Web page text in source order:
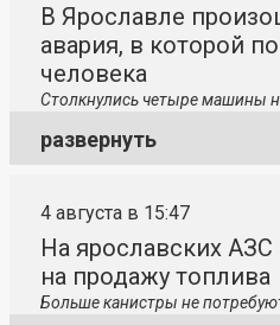
В Ярославле
авария, в которой
человека
Столкнулись четыре машины
развернуть
4 августа в 15:47
На ярославских
на продажу топлива
Больше канистры не